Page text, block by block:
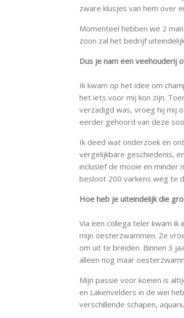
zware klusjes van hem over
Momenteel hebben we 2
zoon zal het bedrijf
Dus je nam een veehouderij
Ik kwam op het idee om
het iets voor mij kon zijn.
verzadigd was, vroeg hij mij
eerder gehoord van deze
Ik deed wat onderzoek en
vergelijkbare geschiedenis,
inclusief de mooie en minder
besloot 200 varkens weg te
Hoe heb je uiteindelijk die
Via een collega teler kwam
mijn oesterzwammen. Ze
om uit te breiden. Binnen 3
alleen nog maar
Mijn passie voor koeien is
en Lakenvelders in de wei
verschillende schapen,